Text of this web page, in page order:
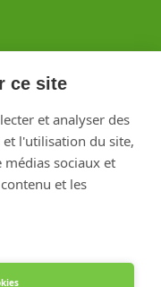
ce site
et analyser des
l'utilisation du site,
sociaux et
et les